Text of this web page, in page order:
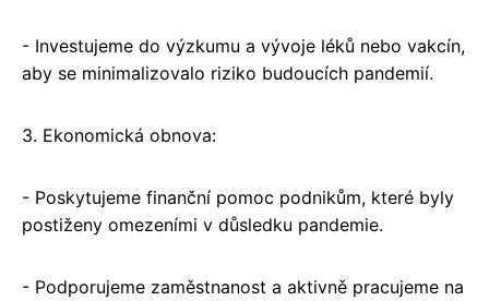
- Investujeme do výzkumu a vývoje léků nebo vakcín,
aby se minimalizovalo riziko budoucích pandemií.
3. Ekonomická obnova:
- Poskytujeme finanční pomoc podnikům, které byly
postiženy omezeními v důsledku pandemie.
- Podporujeme zaměstnanost a aktivně pracujeme na